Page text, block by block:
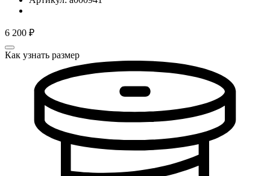
6 200 ₽
Как узнать размер